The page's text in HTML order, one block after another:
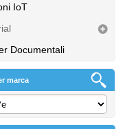
IoT
Documentali
marca